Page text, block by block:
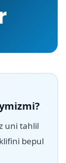
uni tahlil
bepul